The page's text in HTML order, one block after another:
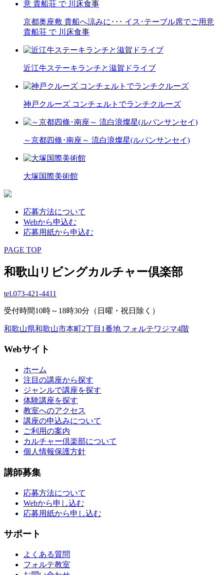
京都奥座敷 貴船へ涼みに･･･ イス･テーブル席でご用意
貴船荘 で 川床食事
近江牛ステーキランチと滋賀ドライブ
神戸クルーズ コンチェルトでランチクルーズ
～京都四條･南座～ 流白浪燦星(ルパンサンセイ)
大塚国際美術館
応募方法について
Webから申込む
応募用紙から申込む
PAGE TOP
和歌山リビングカルチャー倶楽部
tel.073-421-4411
受付時間10時～18時30分（日曜・祝日除く）
和歌山県和歌山市本町2丁目1番地 フォルテワジマ4階
Webサイト
ホーム
注目の講座から探す
ジャンルで講座を探す
体験講座を探す
教室へのアクセス
講座の申込みについて
ご利用の案内
カルチャー倶楽部について
個人情報保護方針
講師募集
応募方法について
Webから申し込む
応募用紙から申し込む
サポート
よくある質問
フォルテ教室